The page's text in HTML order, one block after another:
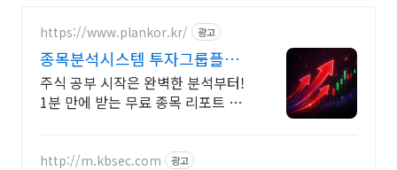
https://www.plankor.kr/ 광고
종목분석시스템 투자그룹플랜
가입즉시 무료리포트 100%
주식 공부 시작은 완벽한 분석부터!
1분 만에 받는 무료 종목 리포트 신
http://m.kbsec.com 광고